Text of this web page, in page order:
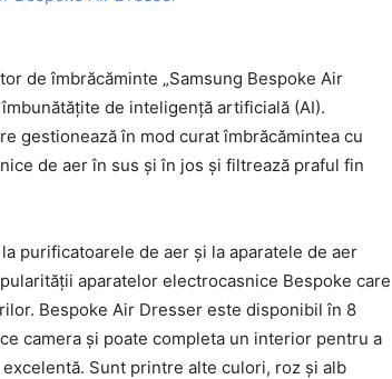
de îmbrăcăminte „Samsung Bespoke Air
de inteligență artificială (AI).
gestionează în mod curat îmbrăcămintea cu
de aer în sus și în jos și filtrează praful fin
purificatoarele de aer și la aparatele de aer
aparatelor electrocasnice Bespoke care
Bespoke Air Dresser este disponibil în 8
camera și poate completa un interior pentru a
Sunt printre alte culori, roz și alb